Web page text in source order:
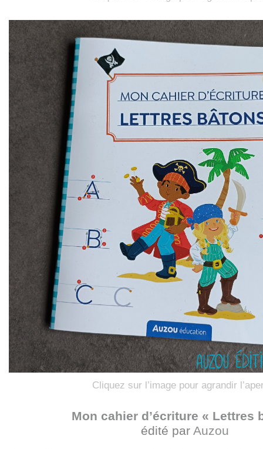
Cliquez sur l’image pour agrandir
Mon cahier d’écriture « Lettres
édité par Auzou